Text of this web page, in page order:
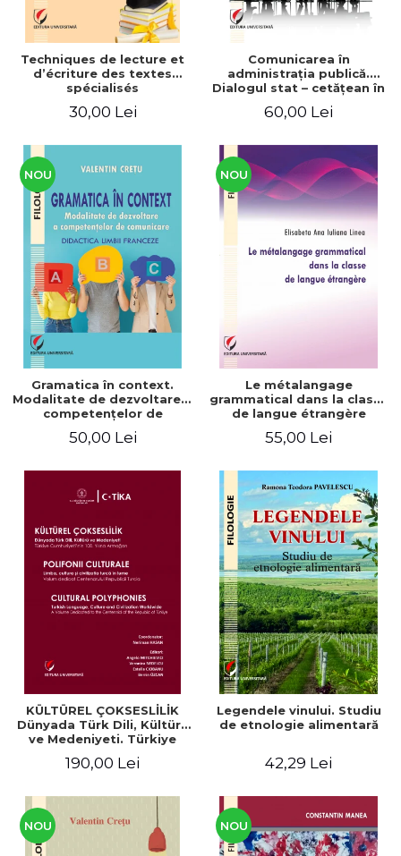
Techniques de lecture et
d’écriture des textes
spécialisés
30,00 Lei
Comunicarea în
administraţia publică.
Dialogul stat – cetăţean în
european / Communication
The state-citizen dialogue
in national and European
context
60,00 Lei
NOU
Gramatica în context.
Modalitate de dezvoltare a
competenţelor de
limbii franceze
50,00 Lei
NOU
Le métalangage
grammatical dans la classe
de langue étrangère
55,00 Lei
KÜLTÜREL ÇOKSESLİLİK
Dünyada Türk Dili, Kültürü
ve Medeniyeti. Türkiye
Armağan/ POLIFONII
și civilizația turcă în lume.
Centenarului
190,00 Lei
Legendele vinului. Studiu
de etnologie alimentară
42,29 Lei
NOU NOU